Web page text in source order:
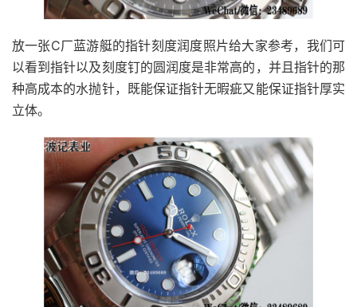
放一张C厂蓝游艇的指针刻度润度照片给大家参考，我们可
以看到指针以及刻度钉的圆润度是非常高的，并且指针的那
种高成本的水抛针，既能保证指针无暇疵又能保证指针厚实
立体。